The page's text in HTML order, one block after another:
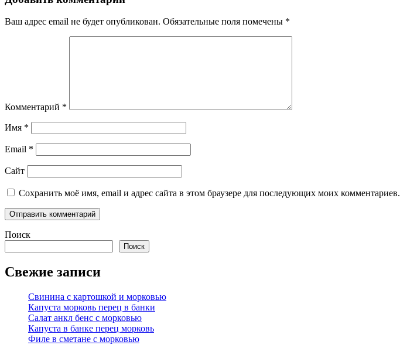
Ваш адрес email не будет опубликован. Обязательные поля помечены *
Комментарий *
Имя *
Email *
Сайт
Сохранить моё имя, email и адрес сайта в этом браузере для последующих моих комментариев.
Поиск
Поиск
Свежие записи
Свинина с картошкой и морковью
Капуста морковь перец в банки
Салат анкл бенс с морковью
Капуста в банке перец морковь
Филе в сметане с морковью